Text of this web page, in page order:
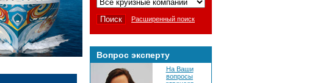
Расширенный поиск
Вопрос эксперту
На Ваши
вопросы